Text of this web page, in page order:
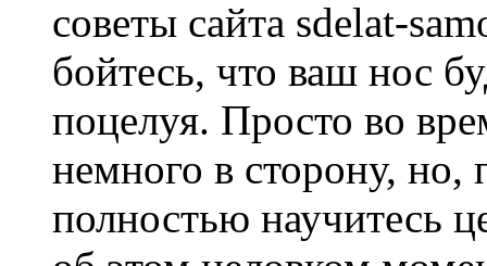
советы сайта sdelat-
бойтесь, что ваш нос
поцелуя. Просто во
немного в сторону, но,
полностью научитесь